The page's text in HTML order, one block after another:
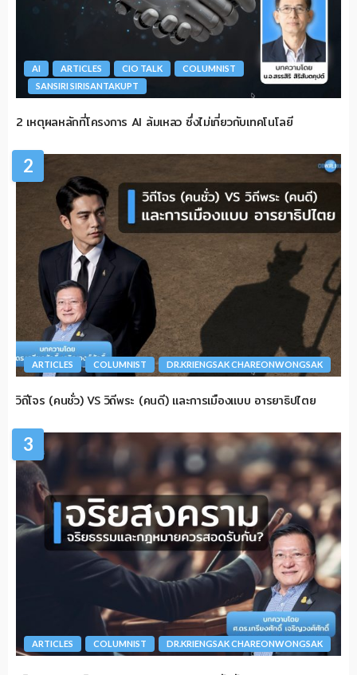
AI ARTICLES CIO TALK
COLUMNIST
SANSIRI SIRISANTAKUPT
2 เหตุผลหลักที่โครงการ AI ล้มเหลว ซึ่งไม่เกี่ยวกับเทคโนโลยี
2
ARTICLES COLUMNIST DR.KRIENGSAK CHAREONWONGSAK
วิถีโจร (คนชั่ว) VS วิถีพระ (คนดี) และการเมืองแบบ อารยาธิปไตย
3
ARTICLES COLUMNIST DR.KRIENGSAK CHAREONWONGSAK